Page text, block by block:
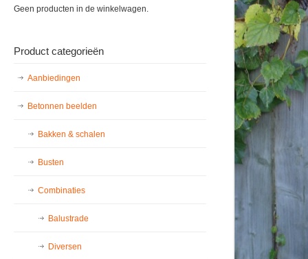
Geen producten in de winkelwagen.
Product categorieën
Aanbiedingen
Betonnen beelden
Bakken & schalen
Busten
Combinaties
Balustrade
Diversen